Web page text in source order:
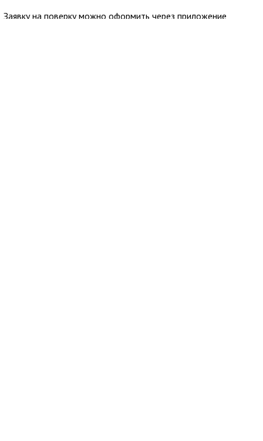
Заявку на поверку можно оформить через приложение